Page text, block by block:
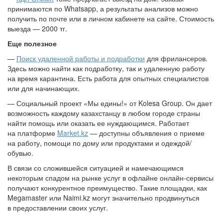
принимаются по Whatsapp, а результаты анализов можно
получить по почте или в личном кабинете на сайте. Стоимость
выезда — 2000 тг.
Еще полезное
— Поиск удаленной работы и подработки для фрилансеров.
Здесь можно найти как подработку, так и удаленную работу
на время карантина. Есть работа для опытных специалистов
или для начинающих.
— Социальный проект «Мы едины!» от Kolesa Group. Он дает
возможность каждому казахстанцу в любом городе страны
найти помощь или оказать ее нуждающимся. Работает
на платформе Market.kz — доступны объявления о приеме
на работу, помощи по дому или продуктами и одеждой/
обувью.
В связи со сложившейся ситуацией и намечающимся
некоторым спадом на рынке услуг в офлайне онлайн-сервисы
получают конкурентное преимущество. Такие площадки, как
Megamaster или Naimi.kz могут значительно продвинуться
в предоставлении своих услуг.